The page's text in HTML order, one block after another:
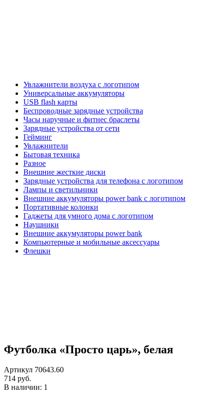
Увлажнители воздуха с логотипом
Универсальные аккумуляторы
USB flash карты
Беспроводные зарядные устройства
Часы наручные и фитнес браслеты
Зарядные устройства от сети
Гейминг
Увлажнители
Бытовая техника
Разное
Внешние жесткие диски
Зарядные устройства для телефона с логотипом
Лампы и светильники
Внешние аккумуляторы power bank с логотипом
Портативные колонки
Гаджеты для умного дома с логотипом
Наушники
Внешние аккумуляторы power bank
Компьютерные и мобильные аксессуары
Флешки
Футболка «Просто царь», белая
Артикул 70643.60
714 руб.
В наличии: 1